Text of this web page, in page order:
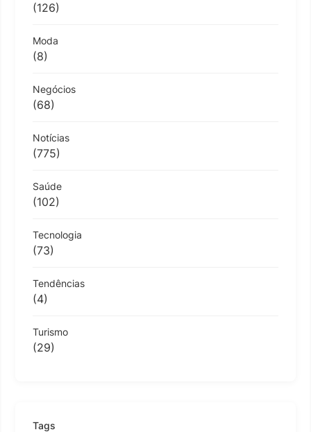
(126)
Moda
(8)
Negócios
(68)
Notícias
(775)
Saúde
(102)
Tecnologia
(73)
Tendências
(4)
Turismo
(29)
Tags